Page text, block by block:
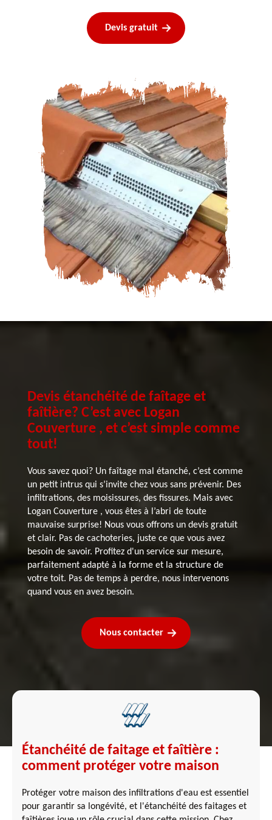
Devis gratuit
Devis étanchéité de faîtage et
faîtière? C’est avec Logan
Couverture , et c’est simple comme
tout!
Vous savez quoi? Un faîtage mal étanché, c’est comme
un petit intrus qui s’invite chez vous sans prévenir. Des
infiltrations, des moisissures, des fissures. Mais avec
Logan Couverture , vous êtes à l’abri de toute
mauvaise surprise! Nous vous offrons un devis gratuit
et clair. Pas de cachoteries, juste ce que vous avez
besoin de savoir. Profitez d'un service sur mesure,
parfaitement adapté à la forme et la structure de
votre toit. Pas de temps à perdre, nous intervenons
quand vous en avez besoin.
Nous contacter
Étanchéité de faitage et faîtière :
comment protéger votre maison
Protéger votre maison des infiltrations d'eau est essentiel
pour garantir sa longévité, et l'étanchéité des faitages et